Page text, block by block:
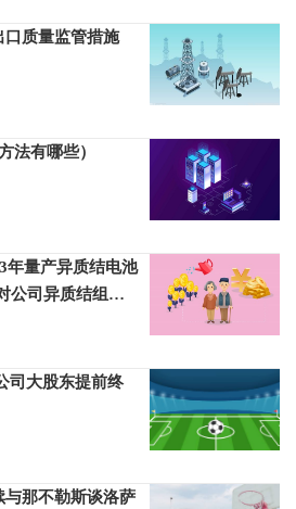
口质量监管措施
法有哪些）
年量产异质结电池
公司异质结组件
司大股东提前终
那不勒斯谈洛萨